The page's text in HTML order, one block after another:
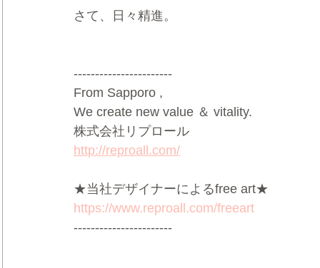
さて、日々精進。
-----------------------
From Sapporo ,
We create new value ＆ vitality.
株式会社リプロール
http://reproall.com/
★当社デザイナーによるfree art★
https://www.reproall.com/freeart
-----------------------